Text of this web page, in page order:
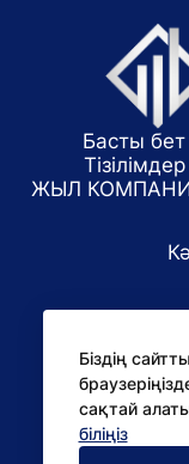
Біздің
сақтай
біліңіз
Басты бет
Тізілімдер
ЖЫЛ